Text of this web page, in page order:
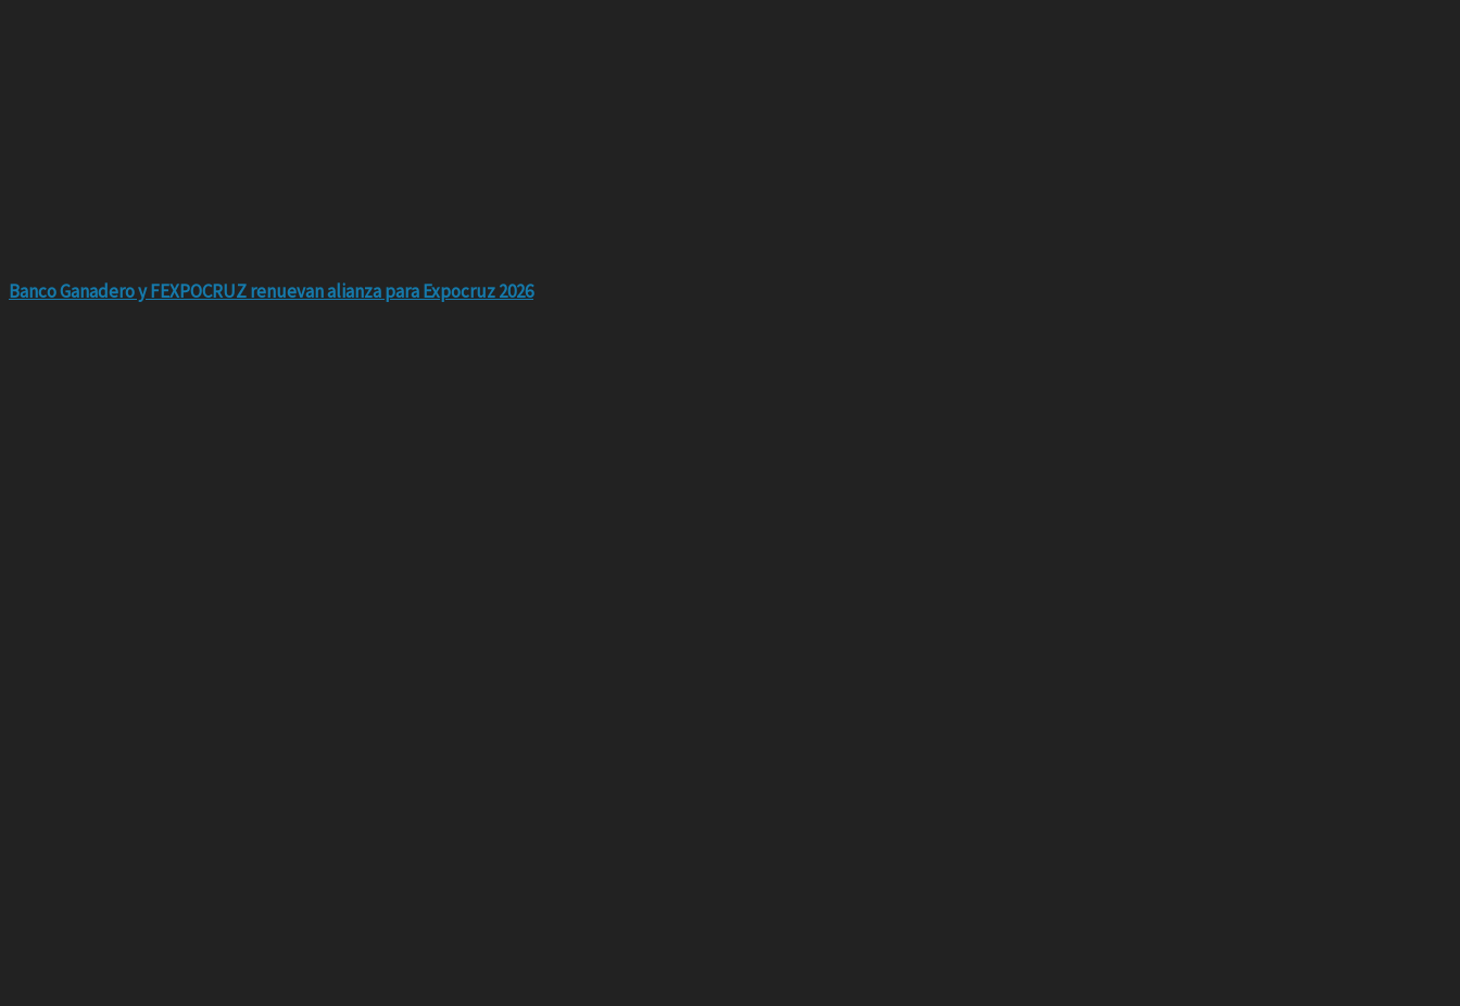
Banco Ganadero y FEXPOCRUZ renuevan alianza para Expocruz 2026